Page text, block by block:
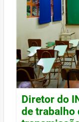
Diretor do
de trabalho